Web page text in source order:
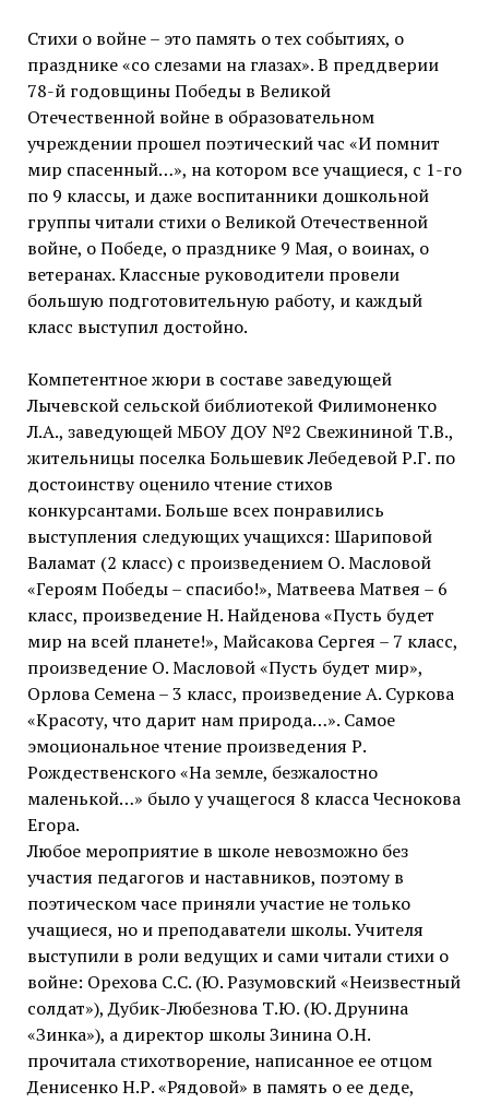
Стихи о войне – это память о тех событиях, о
празднике «со слезами на глазах». В преддверии
78-й годовщины Победы в Великой
Отечественной войне в образовательном
учреждении прошел поэтический час «И помнит
мир спасенный…», на котором все учащиеся, с 1-го
по 9 классы, и даже воспитанники дошкольной
группы читали стихи о Великой Отечественной
войне, о Победе, о празднике 9 Мая, о воинах, о
ветеранах. Классные руководители провели
большую подготовительную работу, и каждый
класс выступил достойно.
Компетентное жюри в составе заведующей
Лычевской сельской библиотекой Филимоненко
Л.А., заведующей МБОУ ДОУ №2 Свежининой Т.В.,
жительницы поселка Большевик Лебедевой Р.Г. по
достоинству оценило чтение стихов
конкурсантами. Больше всех понравились
выступления следующих учащихся: Шариповой
Валамат (2 класс) с произведением О. Масловой
«Героям Победы – спасибо!», Матвеева Матвея – 6
класс, произведение Н. Найденова «Пусть будет
мир на всей планете!», Майсакова Сергея – 7 класс,
произведение О. Масловой «Пусть будет мир»,
Орлова Семена – 3 класс, произведение А. Суркова
«Красоту, что дарит нам природа…». Самое
эмоциональное чтение произведения Р.
Рождественского «На земле, безжалостно
маленькой…» было у учащегося 8 класса Чеснокова
Егора.
Любое мероприятие в школе невозможно без
участия педагогов и наставников, поэтому в
поэтическом часе приняли участие не только
учащиеся, но и преподаватели школы. Учителя
выступили в роли ведущих и сами читали стихи о
войне: Орехова С.С. (Ю. Разумовский «Неизвестный
солдат»), Дубик-Любезнова Т.Ю. (Ю. Друнина
«Зинка»), а директор школы Зинина О.Н.
прочитала стихотворение, написанное ее отцом
Денисенко Н.Р. «Рядовой» в память о ее деде,